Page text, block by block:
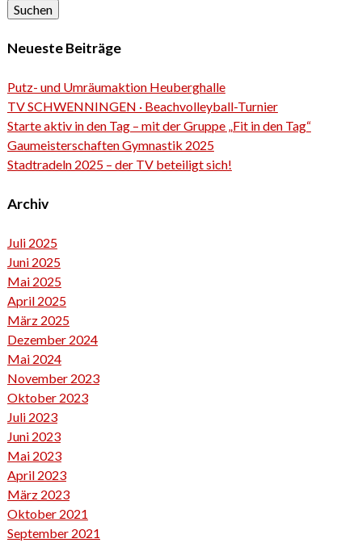
Suchen
Neueste Beiträge
Putz- und Umräumaktion Heuberghalle
TV SCHWENNINGEN · Beachvolleyball-Turnier
Starte aktiv in den Tag – mit der Gruppe „Fit in den Tag“
Gaumeisterschaften Gymnastik 2025
Stadtradeln 2025 – der TV beteiligt sich!
Archiv
Juli 2025
Juni 2025
Mai 2025
April 2025
März 2025
Dezember 2024
Mai 2024
November 2023
Oktober 2023
Juli 2023
Juni 2023
Mai 2023
April 2023
März 2023
Oktober 2021
September 2021